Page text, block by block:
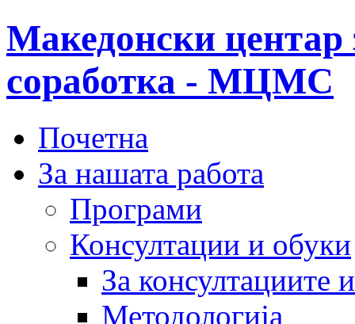
Македонски центар
соработка - МЦМС
Почетна
За нашата работа
Програми
Консултации и обуки
За консултациите
Методологија